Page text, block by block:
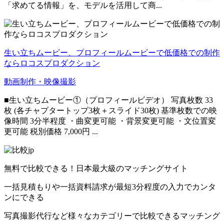
「求めてる情報」を、モデルを活用して商...
生い立ちムービー、プロフィールムービーで低価格での制作
ならロコスプロダクション
動画制作・映像撮影
■生い立ちムービー①（プロフィールビデオ） 写真枚数 33
枚 (各チャプタートップ3枚＋スライド30枚) 基準枚数での映
像時間 3分半程度 ・曲変更可能 ・背景変更可能 ・文位置変
更可能 税別価格 7,000円 ...
無料で比較できる！日本最大級のマッチングサイト
一括見積もりや一括資料請求が最短3分程度の入力でカンタ
ンにできる
写真撮影代行など様々なカテゴリーで比較できるマッチング